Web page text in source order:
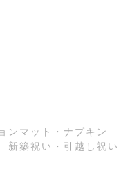
ンマット・ナプキン
新築祝い・引越し祝い